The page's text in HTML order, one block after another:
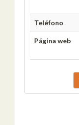
Teléfono
Página web